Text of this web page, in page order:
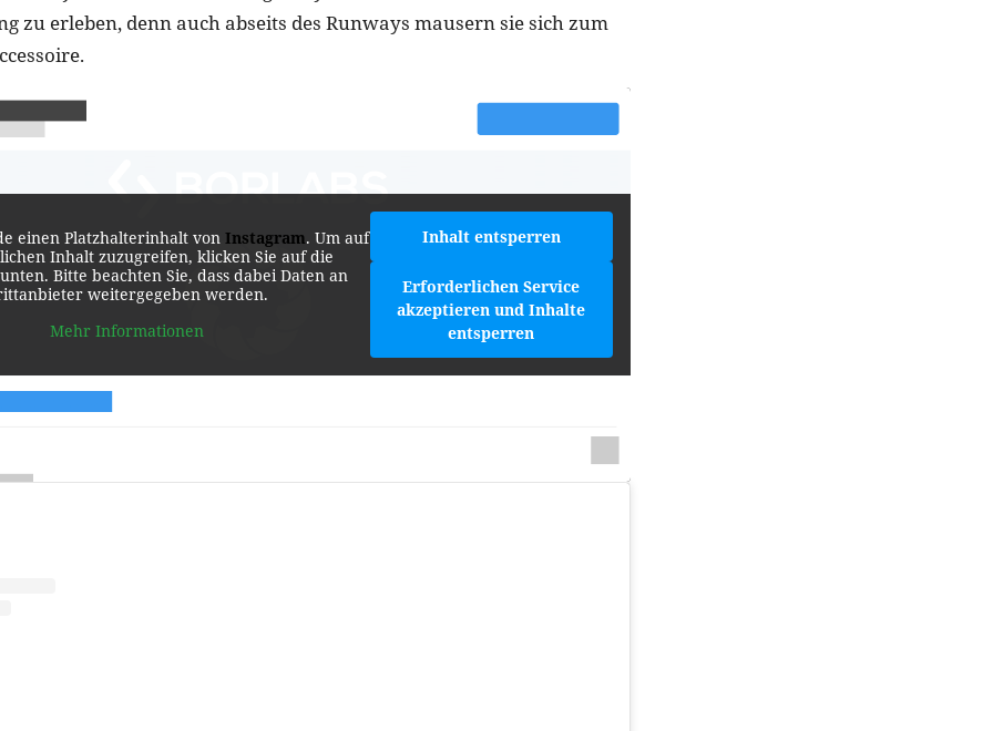
zu erleben, denn auch abseits des Runways mausern sie sich zum
einen Platzhalterinhalt von Instagram. Um auf
Inhalt zuzugreifen, klicken Sie auf die
Bitte beachten Sie, dass dabei Daten an
weitergegeben werden.
Mehr Informationen
Inhalt entsperren
Erforderlichen Service
akzeptieren und Inhalte
entsperren